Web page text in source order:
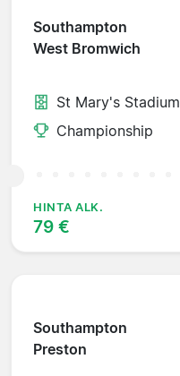
Southampton
West Bromwich
St Mary's Stadium
Championship
HINTA ALK.
79 €
Southampton
Preston